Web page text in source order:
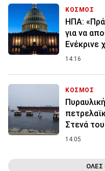
ΚΟΣΜΟΣ
ΗΠΑ:
για να
Ενέκρινε
14:16
ΚΟΣΜΟΣ
Στενά
14:05
ΟΛΕΣ